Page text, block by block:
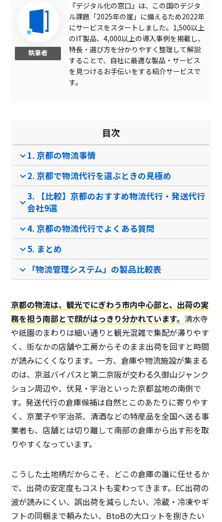
執筆者
『デジタル化の窓口』は、この国のデジタ
ル課題「2025年の崖」に備えるため2022年
にサービスをスタートしました。1,500以上
のIT製品、4,000以上の導入事例を掲載し、
特長・選び方を分かりやすく整理して解説
することで、自社に最適な製品・サービス
を見つけるお手伝いをする紹介サービスで
す。
目次
1. 京都の物流事情
2. 京都で物流代行を選ぶときの見極め
3. 【比較】京都のおすすめ物流代行・発送代行
会社9選
4. 京都の物流代行でよくある質問
5. まとめ
「物流管理システム」の製品比較表
京都の物流は、観光でにぎわう市内中心部と、出荷の実
務を担う南部とで顔がはっきり分かれています。 清水寺
や祇園のまわりは細い通りと観光混雑で集配が滞りやす
く、街なかの店舗や工房からそのまま出荷を回すと時間
が読みにくくなります。一方、倉庫や物流施設が集まる
のは、京滋バイパスと第二京阪が交わる久御山ジャンク
ション周辺や、伏見・宇治といった京都盆地の南側で
す。発送代行の倉庫候補は自然とこのあたりに寄りやす
く、京菓子や宇治茶、清酒などの特産品を全国へ送る事
業者も、店舗とは切り離して南部の倉庫から出す形を取
りやすくなっています。
こうした土地柄だからこそ、どこの倉庫の誰に任せるか
で、出荷の安定度もコストも変わってきます。EC出荷の
波が読みにくい、誤出荷を減らしたい、冷蔵・冷凍やギ
フトの同梱まで頼みたい、BtoBの大ロットを捌きたい